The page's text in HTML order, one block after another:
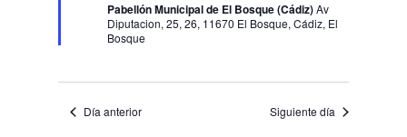
Pabellón Municipal de El Bosque (Cádiz)Av
Diputacion, 25, 26, 11670 El Bosque, Cádiz, El
Bosque
Día anterior Siguiente día